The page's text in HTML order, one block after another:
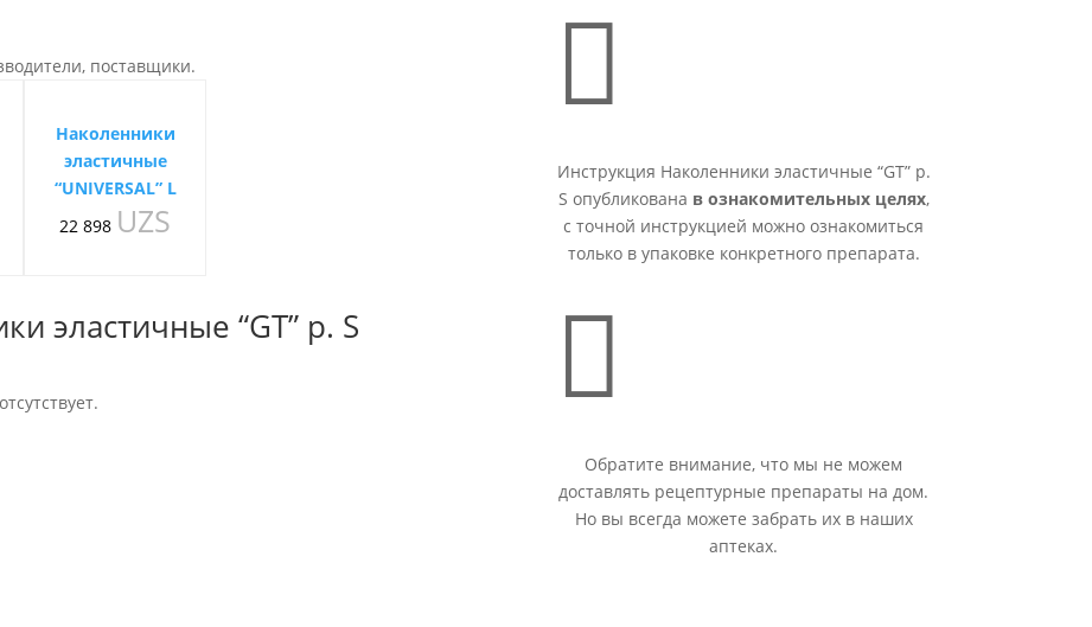
поставщики.
Наколенники
эластичные
“UNIVERSAL” L
22 898 UZS
эластичные “GT” р. S

Инструкция Наколенники эластичные “GT” р.
S опубликована в ознакомительных целях,
с точной инструкцией можно ознакомиться
только в упаковке конкретного препарата.

Обратите внимание, что мы не можем
доставлять рецептурные препараты на дом.
Но вы всегда можете забрать их в наших
аптеках.